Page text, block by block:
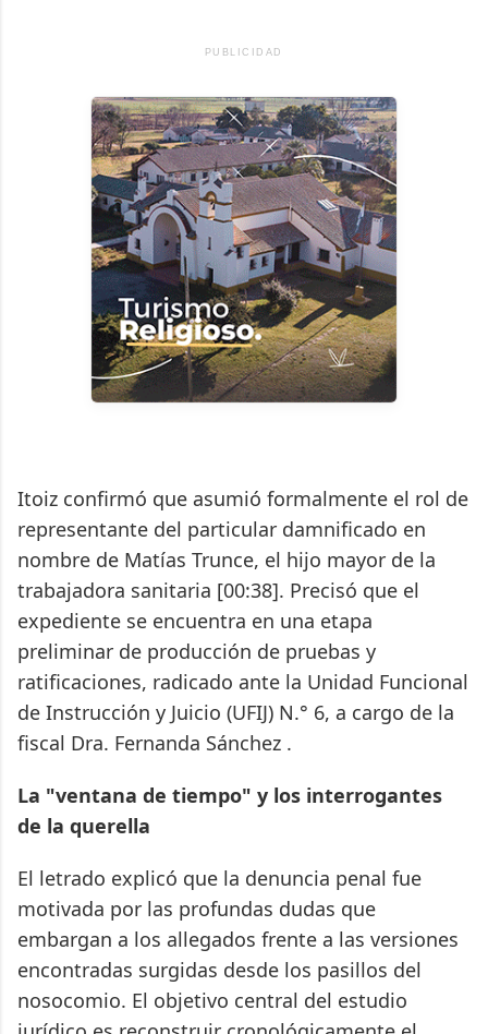
PUBLICIDAD
Itoiz confirmó que asumió formalmente el rol de
representante del particular damnificado en
nombre de Matías Trunce, el hijo mayor de la
trabajadora sanitaria [00:38]. Precisó que el
expediente se encuentra en una etapa
preliminar de producción de pruebas y
ratificaciones, radicado ante la Unidad Funcional
de Instrucción y Juicio (UFIJ) N.° 6, a cargo de la
fiscal Dra. Fernanda Sánchez .
La "ventana de tiempo" y los interrogantes
de la querella
El letrado explicó que la denuncia penal fue
motivada por las profundas dudas que
embargan a los allegados frente a las versiones
encontradas surgidas desde los pasillos del
nosocomio. El objetivo central del estudio